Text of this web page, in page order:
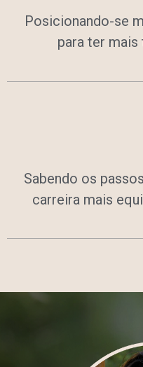
Posicionando-se
para ter
Sabendo os
carreira mais